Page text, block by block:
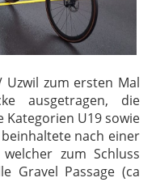
Uzwil zum ersten Mal
ausgetragen, die
Kategorien U19 sowie
nach einer
zum Schluss
Gravel Passage (ca